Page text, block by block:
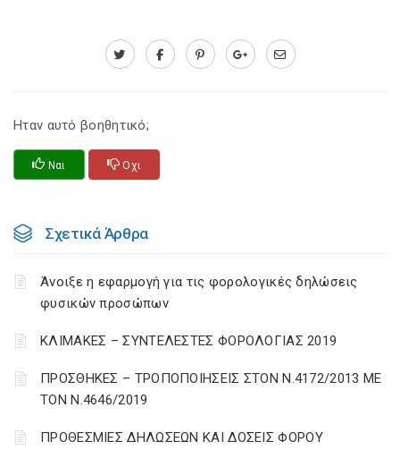
Ηταν αυτό βοηθητικό;
Ναι Οχι
Σχετικά Άρθρα
Άνοιξε η εφαρμογή για τις φορολογικές δηλώσεις
φυσικών προσώπων
ΚΛΙΜΑΚΕΣ – ΣΥΝΤΕΛΕΣΤΕΣ ΦΟΡΟΛΟΓΙΑΣ 2019
ΠΡΟΣΘΗΚΕΣ – ΤΡΟΠΟΠΟΙΗΣΕΙΣ ΣΤΟΝ Ν.4172/2013 ΜΕ
ΤΟΝ Ν.4646/2019
ΠΡΟΘΕΣΜΙΕΣ ΔΗΛΩΣΕΩΝ ΚΑΙ ΔΟΣΕΙΣ ΦΟΡΟΥ